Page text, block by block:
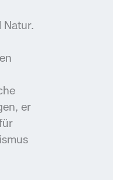
Natur.
er